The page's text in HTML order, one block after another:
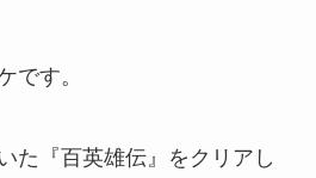
です。
た『百英雄伝』をクリアし